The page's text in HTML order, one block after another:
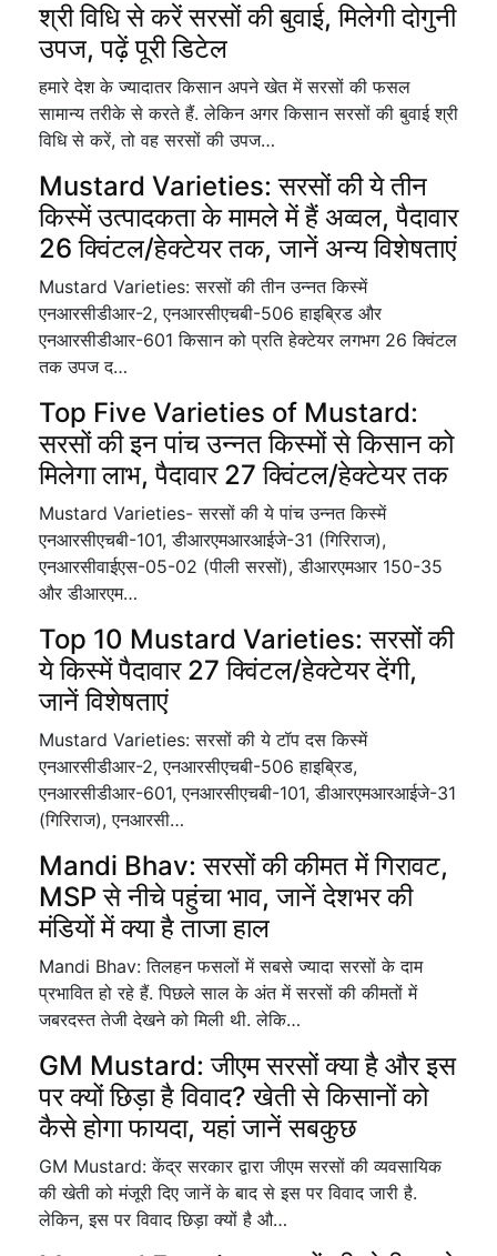
श्री विधि से करें सरसों की बुवाई, मिलेगी दोगुनी
उपज, पढ़ें पूरी डिटेल
हमारे देश के ज्यादातर किसान अपने खेत में सरसों की फसल
सामान्य तरीके से करते हैं. लेकिन अगर किसान सरसों की बुवाई श्री
विधि से करें, तो वह सरसों की उपज…
Mustard Varieties: सरसों की ये तीन
किस्में उत्पादकता के मामले में हैं अव्वल, पैदावार
26 क्विंटल/हेक्टेयर तक, जानें अन्य विशेषताएं
Mustard Varieties: सरसों की तीन उन्नत किस्में
एनआरसीडीआर-2, एनआरसीएचबी-506 हाइब्रिड और
एनआरसीडीआर-601 किसान को प्रति हेक्टेयर लगभग 26 क्विंटल
तक उपज द…
Top Five Varieties of Mustard:
सरसों की इन पांच उन्नत किस्मों से किसान को
मिलेगा लाभ, पैदावार 27 क्विंटल/हेक्टेयर तक
Mustard Varieties- सरसों की ये पांच उन्नत किस्में
एनआरसीएचबी-101, डीआरएमआरआईजे-31 (गिरिराज),
एनआरसीवाईएस-05-02 (पीली सरसों), डीआरएमआर 150-35
और डीआरएम…
Top 10 Mustard Varieties: सरसों की
ये किस्में पैदावार 27 क्विंटल/हेक्टेयर देंगी,
जानें विशेषताएं
Mustard Varieties: सरसों की ये टॉप दस किस्में
एनआरसीडीआर-2, एनआरसीएचबी-506 हाइब्रिड,
एनआरसीडीआर-601, एनआरसीएचबी-101, डीआरएमआरआईजे-31
(गिरिराज), एनआरसी…
Mandi Bhav: सरसों की कीमत में गिरावट,
MSP से नीचे पहुंचा भाव, जानें देशभर की
मंडियों में क्या है ताजा हाल
Mandi Bhav: तिलहन फसलों में सबसे ज्यादा सरसों के दाम
प्रभावित हो रहे हैं. पिछले साल के अंत में सरसों की कीमतों में
जबरदस्त तेजी देखने को मिली थी. लेकि…
GM Mustard: जीएम सरसों क्या है और इस
पर क्यों छिड़ा है विवाद? खेती से किसानों को
कैसे होगा फायदा, यहां जानें सबकुछ
GM Mustard: केंद्र सरकार द्वारा जीएम सरसों की व्यवसायिक
की खेती को मंजूरी दिए जानें के बाद से इस पर विवाद जारी है.
लेकिन, इस पर विवाद छिड़ा क्यों है औ…